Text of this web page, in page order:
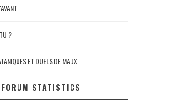
?
ET DUELS DE MAUX
FORUM STATISTICS